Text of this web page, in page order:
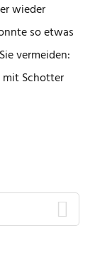
wieder
so etwas
vermeiden:
mit Schotter